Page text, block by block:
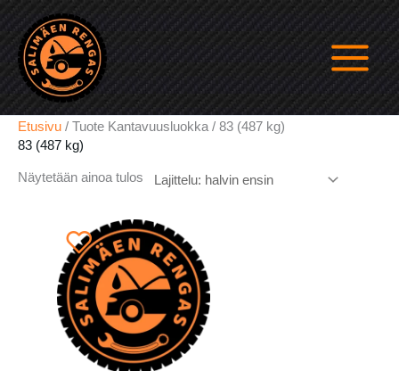
Siirry
sisältöön
Etusivu / Tuote Kantavuusluokka / 83 (487 kg)
83 (487 kg)
Näytetään ainoa tulos